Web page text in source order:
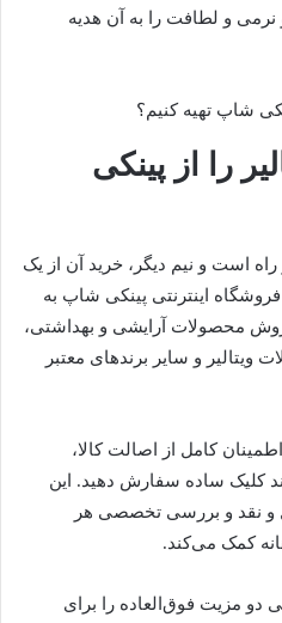
و لطافت را به آن هدیه
را از پینکی
است و نیم دیگر، خرید آن از یک
اینترنتی پینکی شاپ به
محصولات آرایشی و بهداشتی،
ویتالیر و سایر برندهای معتبر
کامل از اصالت کالا،
کلیک ساده سفارش دهید. این
و نقد و بررسی تخصصی هر
کمک می‌کند.
دو مزیت فوق‌العاده را برای